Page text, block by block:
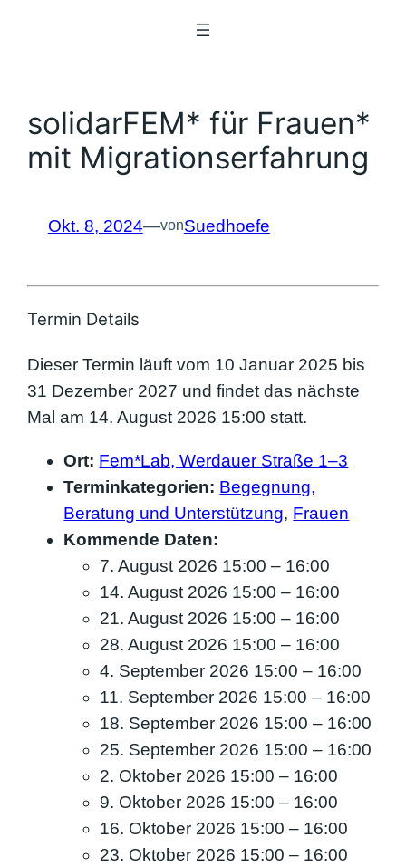
solidarFEM* für Frauen*
mit Migrationserfahrung
Okt. 8, 2024—vonSuedhoefe
Termin Details
Dieser Termin läuft vom 10 Januar 2025 bis
31 Dezember 2027 und findet das nächste
Mal am 14. August 2026 15:00 statt.
Ort: Fem*Lab, Werdauer Straße 1–3
Terminkategorien: Begegnung,
Beratung und Unterstützung, Frauen
Kommende Daten:
7. August 2026 15:00 – 16:00
14. August 2026 15:00 – 16:00
21. August 2026 15:00 – 16:00
28. August 2026 15:00 – 16:00
4. September 2026 15:00 – 16:00
11. September 2026 15:00 – 16:00
18. September 2026 15:00 – 16:00
25. September 2026 15:00 – 16:00
2. Oktober 2026 15:00 – 16:00
9. Oktober 2026 15:00 – 16:00
16. Oktober 2026 15:00 – 16:00
23. Oktober 2026 15:00 – 16:00